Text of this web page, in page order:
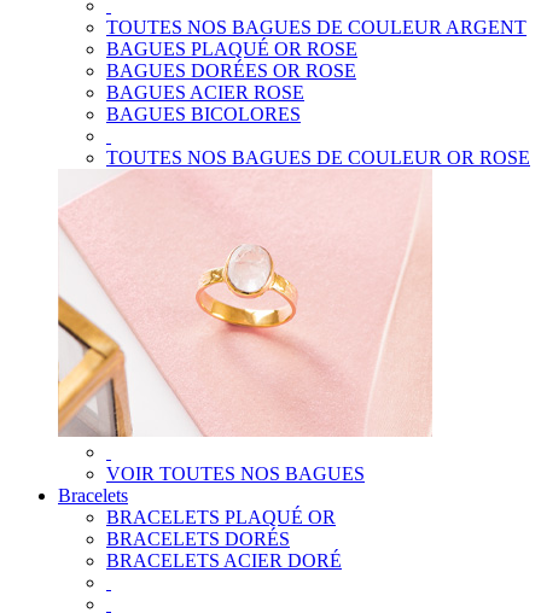
TOUTES NOS BAGUES DE COULEUR ARGENT
BAGUES PLAQUÉ OR ROSE
BAGUES DORÉES OR ROSE
BAGUES ACIER ROSE
BAGUES BICOLORES
TOUTES NOS BAGUES DE COULEUR OR ROSE
VOIR TOUTES NOS BAGUES
Bracelets
BRACELETS PLAQUÉ OR
BRACELETS DORÉS
BRACELETS ACIER DORÉ